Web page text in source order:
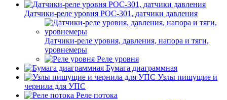
Датчики-реле уровня РОС-301, датчики давления
Датчики-реле уровня, давления, напора и тяги,
уровнемеры
Реле уровня
Бумага диаграммная
Узлы пишущие и
чернила для УПС
Реле потока